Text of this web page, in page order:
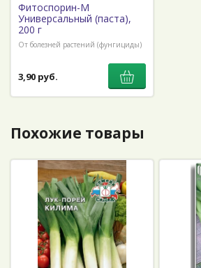
Фитоспорин-М
Универсальный (паста),
200 г
От болезней растений (фунгициды)
3,90 руб.
Похожие товары